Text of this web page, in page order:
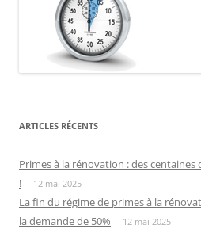
ARTICLES RÉCENTS
Primes à la rénovation : des
!
12 mai 2025
La fin du régime de primes à la
la demande de 50%
12 mai 2025